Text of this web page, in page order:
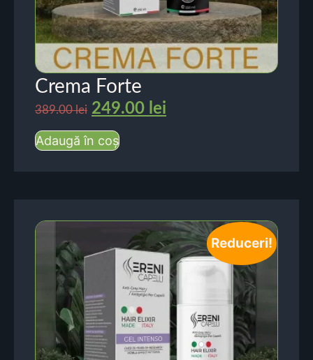
Crema Forte
389.00lei 249.00 lei
Adaugă în coș
Reduceri!